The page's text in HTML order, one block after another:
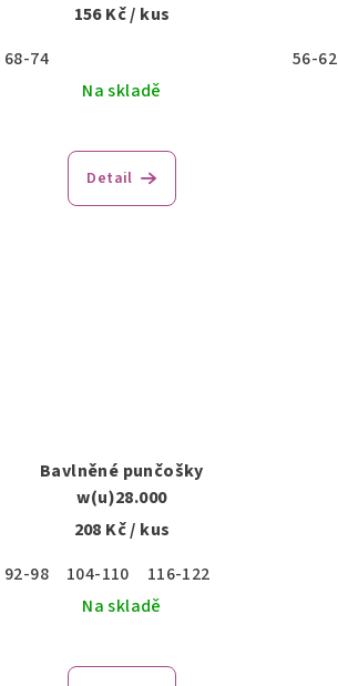
156 Kč/ kus
68-74
Na skladě
Detail
56-62
Bavlněné punčošky
w(u)28.000
208 Kč/ kus
92-98
104-110
116-122
Na skladě